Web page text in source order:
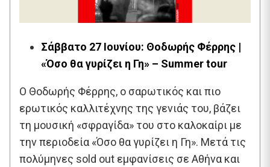
Σάββατο 27 Ιουνίου: Θοδωρής Φέρρης |
«Όσο θα γυρίζει η Γη» – Summer tour
Ο Θοδωρής Φέρρης, o σαρωτικός και πιο
ερωτικός καλλιτέχνης της γενιάς του, βάζει
τη μουσική «σφραγίδα» του στο καλοκαίρι με
την περιοδεία «Όσο θα γυρίζει η Γη». Μετά τις
πολύμηνες sold out εμφανίσεις σε Αθήνα και